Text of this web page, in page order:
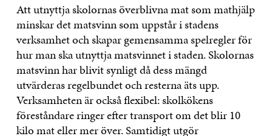
Att utnyttja skolornas överblivna mat som mathjälp
minskar det matsvinn som uppstår i stadens
verksamhet och skapar gemensamma spelregler för
hur man ska utnyttja matsvinnet i staden. Skolornas
matsvinn har blivit synligt då dess mängd
utvärderas regelbundet och resterna äts upp.
Verksamheten är också flexibel: skolkökens
föreståndare ringer efter transport om det blir 10
kilo mat eller mer över. Samtidigt utgör